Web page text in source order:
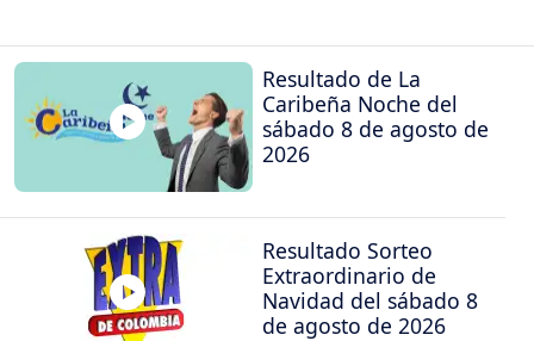
Resultado de La
Caribeña Noche del
sábado 8 de agosto de
2026
Resultado Sorteo
Extraordinario de
Navidad del sábado 8
de agosto de 2026